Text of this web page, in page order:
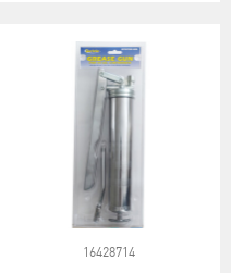
16428714